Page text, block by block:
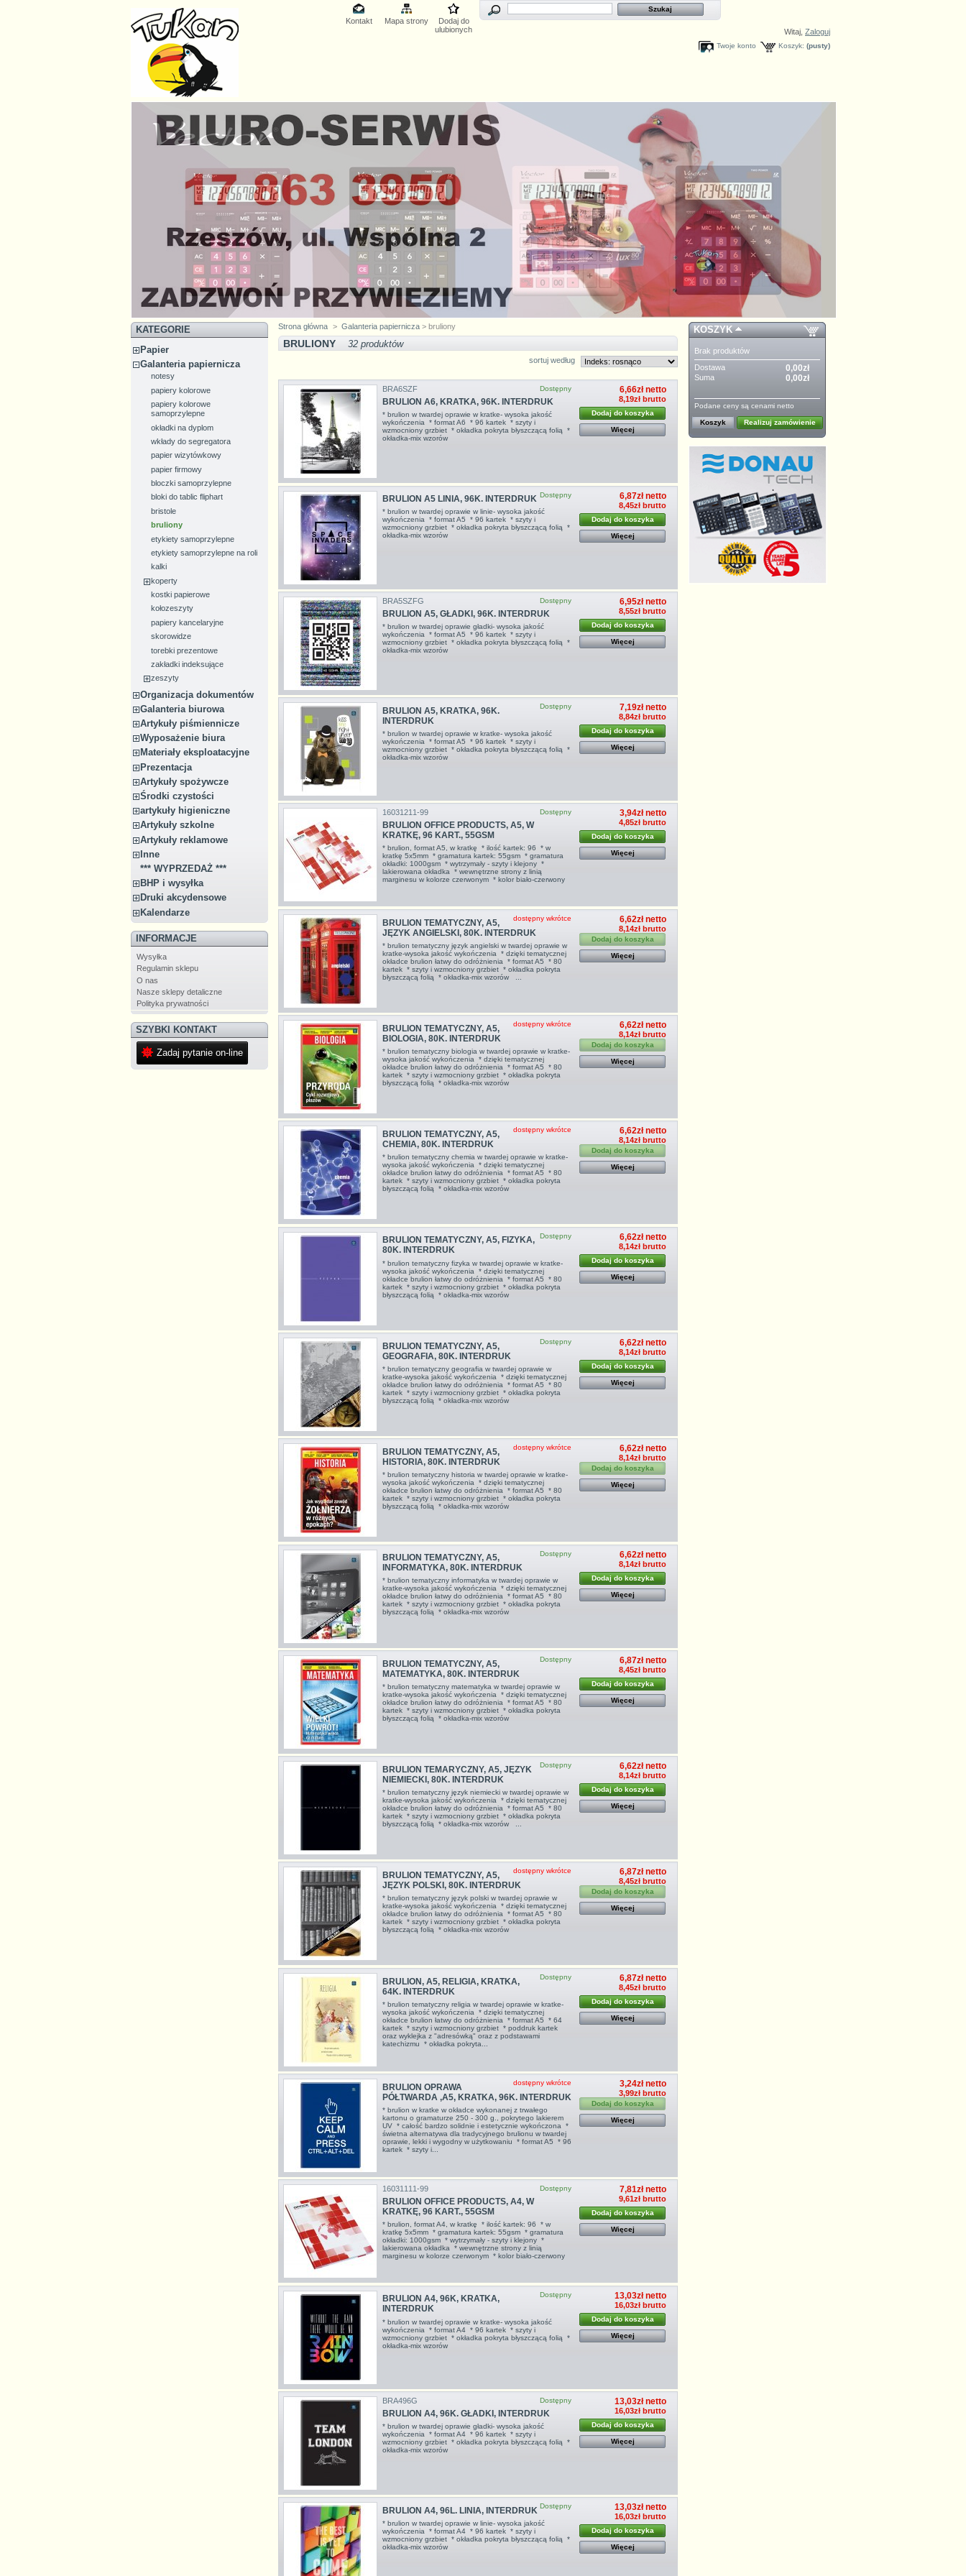
Kontakt Mapa strony
Dodaj do
ulubionych
Witaj,Zaloguj
Koszyk: (pusty)
Twoje konto
KATEGORIE
Papier
Galanteria papiernicza
notesy
papiery kolorowe
papiery kolorowe
samoprzylepne
okładki na dyplom
wkłady do segregatora
papier wizytówkowy
papier firmowy
bloczki samoprzylepne
bloki do tablic fliphart
bristole
bruliony
etykiety samoprzylepne
etykiety samoprzylepne na roli
kalki
koperty
kostki papierowe
kołozeszyty
papiery kancelaryjne
skorowidze
torebki prezentowe
zakładki indeksujące
zeszyty
Organizacja dokumentów
Galanteria biurowa
Artykuły piśmiennicze
Wyposażenie biura
Materiały eksploatacyjne
Prezentacja
Artykuły spożywcze
Środki czystości
artykuły higieniczne
Artykuły szkolne
Artykuły reklamowe
Inne
*** WYPRZEDAŻ ***
BHP i wysyłka
Druki akcydensowe
Kalendarze
INFORMACJE
Wysyłka
Regulamin sklepu
O nas
Nasze sklepy detaliczne
Polityka prywatności
SZYBKI KONTAKT
Zadaj pytanie on-line
Strona główna > Galanteria papiernicza > bruliony
BRULIONY 32 produktów
sortuj według
Dostępny
BRA6SZF
BRULION A6, KRATKA, 96K. INTERDRUK
* brulion w twardej oprawie w kratke- wysoka jakość
wykończenia * format A6 * 96 kartek * szyty i
wzmocniony grzbiet * okładka pokryta błyszczącą folią *
okładka-mix wzorów
6,66zł netto
8,19zł brutto
Dodaj do koszyka
Więcej
Dostępny
BRULION A5 LINIA, 96K. INTERDRUK
* brulion w twardej oprawie w linie- wysoka jakość
wykończenia * format A5 * 96 kartek * szyty i
wzmocniony grzbiet * okładka pokryta błyszczącą folią *
okładka-mix wzorów
6,87zł netto
8,45zł brutto
Dodaj do koszyka
Więcej
Dostępny
BRA5SZFG
BRULION A5, GŁADKI, 96K. INTERDRUK
* brulion w twardej oprawie gładki- wysoka jakość
wykończenia * format A5 * 96 kartek * szyty i
wzmocniony grzbiet * okładka pokryta błyszczącą folią *
okładka-mix wzorów
6,95zł netto
8,55zł brutto
Dodaj do koszyka
Więcej
Dostępny
BRULION A5, KRATKA, 96K.
INTERDRUK
* brulion w twardej oprawie w kratke- wysoka jakość
wykończenia * format A5 * 96 kartek * szyty i
wzmocniony grzbiet * okładka pokryta błyszczącą folią *
okładka-mix wzorów
7,19zł netto
8,84zł brutto
Dodaj do koszyka
Więcej
Dostępny
16031211-99
BRULION OFFICE PRODUCTS, A5, W
KRATKĘ, 96 KART., 55GSM
* brulion, format A5, w kratkę * ilość kartek: 96 * w
kratkę 5x5mm * gramatura kartek: 55gsm * gramatura
okładki: 1000gsm * wytrzymały - szyty i klejony *
lakierowana okładka * wewnętrzne strony z linią
marginesu w kolorze czerwonym * kolor biało-czerwony
3,94zł netto
4,85zł brutto
Dodaj do koszyka
Więcej
dostępny wkrótce
BRULION TEMATYCZNY, A5,
JĘZYK ANGIELSKI, 80K. INTERDRUK
* brulion tematyczny język angielski w twardej oprawie w
kratke-wysoka jakość wykończenia * dzięki tematycznej
okładce brulion łatwy do odróżnienia * format A5 * 80
kartek * szyty i wzmocniony grzbiet * okładka pokryta
błyszczącą folią * okładka-mix wzorów ...
6,62zł netto
8,14zł brutto
Dodaj do koszyka
Więcej
dostępny wkrótce
BRULION TEMATYCZNY, A5,
BIOLOGIA, 80K. INTERDRUK
* brulion tematyczny biologia w twardej oprawie w kratke-
wysoka jakość wykończenia * dzięki tematycznej
okładce brulion łatwy do odróżnienia * format A5 * 80
kartek * szyty i wzmocniony grzbiet * okładka pokryta
błyszczącą folią * okładka-mix wzorów
6,62zł netto
8,14zł brutto
Dodaj do koszyka
Więcej
dostępny wkrótce
BRULION TEMATYCZNY, A5,
CHEMIA, 80K. INTERDRUK
* brulion tematyczny chemia w twardej oprawie w kratke-
wysoka jakość wykończenia * dzięki tematycznej
okładce brulion łatwy do odróżnienia * format A5 * 80
kartek * szyty i wzmocniony grzbiet * okładka pokryta
błyszczącą folią * okładka-mix wzorów
6,62zł netto
8,14zł brutto
Dodaj do koszyka
Więcej
Dostępny
BRULION TEMATYCZNY, A5, FIZYKA,
80K. INTERDRUK
* brulion tematyczny fizyka w twardej oprawie w kratke-
wysoka jakość wykończenia * dzięki tematycznej
okładce brulion łatwy do odróżnienia * format A5 * 80
kartek * szyty i wzmocniony grzbiet * okładka pokryta
błyszczącą folią * okładka-mix wzorów
6,62zł netto
8,14zł brutto
Dodaj do koszyka
Więcej
Dostępny
BRULION TEMATYCZNY, A5,
GEOGRAFIA, 80K. INTERDRUK
* brulion tematyczny geografia w twardej oprawie w
kratke-wysoka jakość wykończenia * dzięki tematycznej
okładce brulion łatwy do odróżnienia * format A5 * 80
kartek * szyty i wzmocniony grzbiet * okładka pokryta
błyszczącą folią * okładka-mix wzorów
6,62zł netto
8,14zł brutto
Dodaj do koszyka
Więcej
dostępny wkrótce
BRULION TEMATYCZNY, A5,
HISTORIA, 80K. INTERDRUK
* brulion tematyczny historia w twardej oprawie w kratke-
wysoka jakość wykończenia * dzięki tematycznej
okładce brulion łatwy do odróżnienia * format A5 * 80
kartek * szyty i wzmocniony grzbiet * okładka pokryta
błyszczącą folią * okładka-mix wzorów
6,62zł netto
8,14zł brutto
Dodaj do koszyka
Więcej
Dostępny
BRULION TEMATYCZNY, A5,
INFORMATYKA, 80K. INTERDRUK
* brulion tematyczny informatyka w twardej oprawie w
kratke-wysoka jakość wykończenia * dzięki tematycznej
okładce brulion łatwy do odróżnienia * format A5 * 80
kartek * szyty i wzmocniony grzbiet * okładka pokryta
błyszczącą folią * okładka-mix wzorów
6,62zł netto
8,14zł brutto
Dodaj do koszyka
Więcej
Dostępny
BRULION TEMATYCZNY, A5,
MATEMATYKA, 80K. INTERDRUK
* brulion tematyczny matematyka w twardej oprawie w
kratke-wysoka jakość wykończenia * dzięki tematycznej
okładce brulion łatwy do odróżnienia * format A5 * 80
kartek * szyty i wzmocniony grzbiet * okładka pokryta
błyszczącą folią * okładka-mix wzorów
6,87zł netto
8,45zł brutto
Dodaj do koszyka
Więcej
Dostępny
BRULION TEMARYCZNY, A5, JĘZYK
NIEMIECKI, 80K. INTERDRUK
* brulion tematyczny język niemiecki w twardej oprawie w
kratke-wysoka jakość wykończenia * dzięki tematycznej
okładce brulion łatwy do odróżnienia * format A5 * 80
kartek * szyty i wzmocniony grzbiet * okładka pokryta
błyszczącą folią * okładka-mix wzorów ...
6,62zł netto
8,14zł brutto
Dodaj do koszyka
Więcej
dostępny wkrótce
BRULION TEMATYCZNY, A5,
JĘZYK POLSKI, 80K. INTERDRUK
* brulion tematyczny język polski w twardej oprawie w
kratke-wysoka jakość wykończenia * dzięki tematycznej
okładce brulion łatwy do odróżnienia * format A5 * 80
kartek * szyty i wzmocniony grzbiet * okładka pokryta
błyszczącą folią * okładka-mix wzorów
6,87zł netto
8,45zł brutto
Dodaj do koszyka
Więcej
Dostępny
BRULION, A5, RELIGIA, KRATKA,
64K. INTERDRUK
* brulion tematyczny religia w twardej oprawie w kratke-
wysoka jakość wykończenia * dzięki tematycznej
okładce brulion łatwy do odróżnienia * format A5 * 64
kartek * szyty i wzmocniony grzbiet * poddruk kartek
oraz wyklejka z "adresówką" oraz z podstawami
katechizmu * okładka pokryta...
6,87zł netto
8,45zł brutto
Dodaj do koszyka
Więcej
dostępny wkrótce
BRULION OPRAWA
PÓŁTWARDA ,A5, KRATKA, 96K. INTERDRUK
* brulion w kratke w okładce wykonanej z trwałego
kartonu o gramaturze 250 - 300 g., pokrytego lakierem
UV * całość bardzo solidnie i estetycznie wykończona *
świetna alternatywa dla tradycyjnego brulionu w twardej
oprawie, lekki i wygodny w użytkowaniu * format A5 * 96
kartek * szyty i...
3,24zł netto
3,99zł brutto
Dodaj do koszyka
Więcej
Dostępny
16031111-99
BRULION OFFICE PRODUCTS, A4, W
KRATKĘ, 96 KART., 55GSM
* brulion, format A4, w kratkę * ilość kartek: 96 * w
kratkę 5x5mm * gramatura kartek: 55gsm * gramatura
okładki: 1000gsm * wytrzymały - szyty i klejony *
lakierowana okładka * wewnętrzne strony z linią
marginesu w kolorze czerwonym * kolor biało-czerwony
7,81zł netto
9,61zł brutto
Dodaj do koszyka
Więcej
Dostępny
BRULION A4, 96K, KRATKA,
INTERDRUK
* brulion w twardej oprawie w kratke- wysoka jakość
wykończenia * format A4 * 96 kartek * szyty i
wzmocniony grzbiet * okładka pokryta błyszczącą folią *
okładka-mix wzorów
13,03zł netto
16,03zł brutto
Dodaj do koszyka
Więcej
Dostępny
BRA496G
BRULION A4, 96K. GŁADKI, INTERDRUK
* brulion w twardej oprawie gładki- wysoka jakość
wykończenia * format A4 * 96 kartek * szyty i
wzmocniony grzbiet * okładka pokryta błyszczącą folią *
okładka-mix wzorów
13,03zł netto
16,03zł brutto
Dodaj do koszyka
Więcej
Dostępny
BRULION A4, 96L. LINIA, INTERDRUK
* brulion w twardej oprawie w linie- wysoka jakość
wykończenia * format A4 * 96 kartek * szyty i
wzmocniony grzbiet * okładka pokryta błyszczącą folią *
okładka-mix wzorów
13,03zł netto
16,03zł brutto
Dodaj do koszyka
Więcej
KOSZYK
Brak produktów
Dostawa
0,00zł
Suma 0,00zł
Podane ceny są cenami netto
Koszyk Realizuj zamówienie